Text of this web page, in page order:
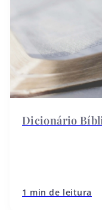
1 min de leitura